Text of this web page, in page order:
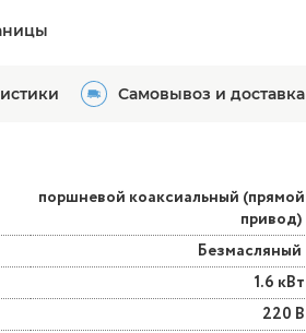
Самовывоз и доставка
поршневой коаксиальный (прямой
привод)
Безмасляный
1.6 кВт
220 В